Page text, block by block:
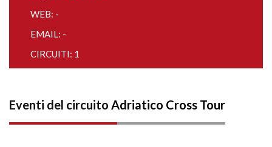
WEB: -
EMAIL: -
CIRCUITI: 1
Eventi del circuito Adriatico Cross Tour